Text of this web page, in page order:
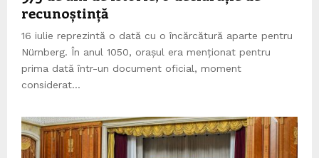
recunoștință
16 iulie reprezintă o dată cu o încărcătură aparte pentru
Nürnberg. În anul 1050, orașul era menționat pentru
prima dată într-un document oficial, moment
considerat...